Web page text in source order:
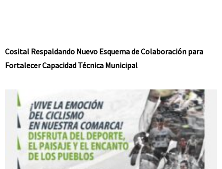
Cosital Respaldando Nuevo Esquema de Colaboración para
Fortalecer Capacidad Técnica Municipal